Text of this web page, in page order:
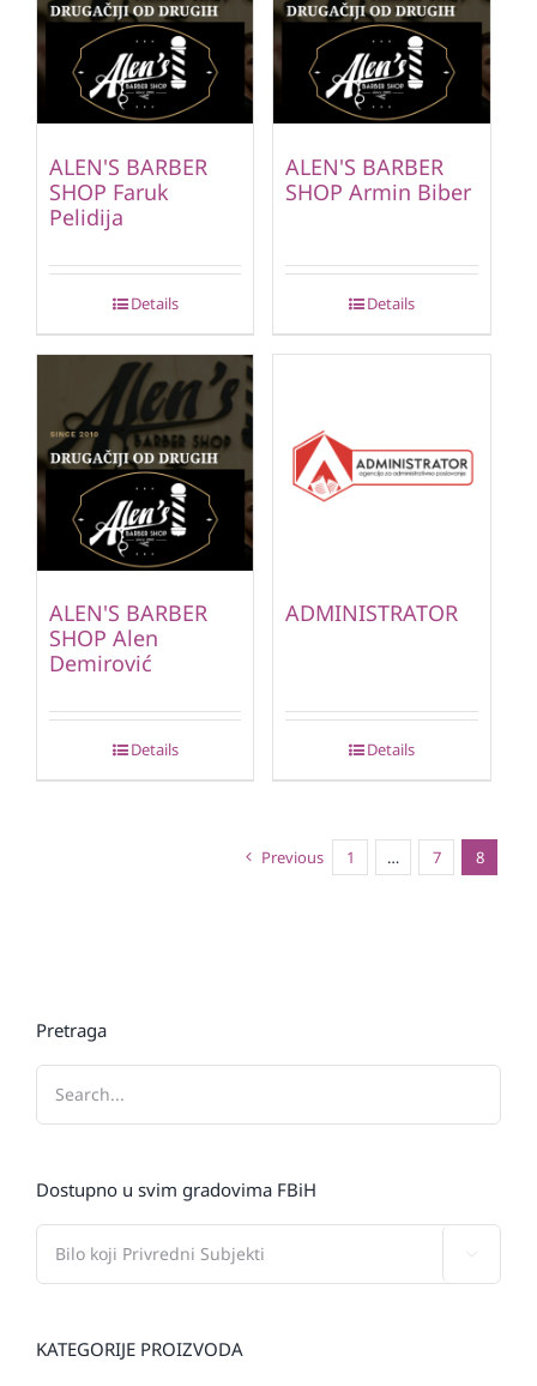
ALEN'S BARBER
SHOP Faruk
Pelidija
Details
ALEN'S BARBER
SHOP Armin Biber
Details
ALEN'S BARBER
SHOP Alen
Demirović
Details
ADMINISTRATOR
Details
Previous 1 … 7 8
Pretraga
Dostupno u svim gradovima FBiH
KATEGORIJE PROIZVODA